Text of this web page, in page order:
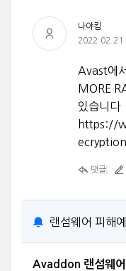
나야킴
2022.02.21
Avast에
MORE
있습니다
https://
댓글
랜섬웨어 피해
Avaddon 랜섬웨